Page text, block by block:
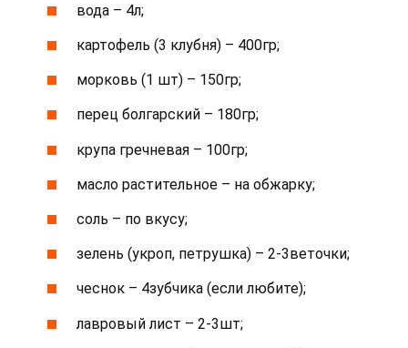
вода – 4л;
картофель (3 клубня) – 400гр;
морковь (1 шт) – 150гр;
перец болгарский – 180гр;
крупа гречневая – 100гр;
масло растительное – на обжарку;
соль – по вкусу;
зелень (укроп, петрушка) – 2-3веточки;
чеснок – 4зубчика (если любите);
лавровый лист – 2-3шт;